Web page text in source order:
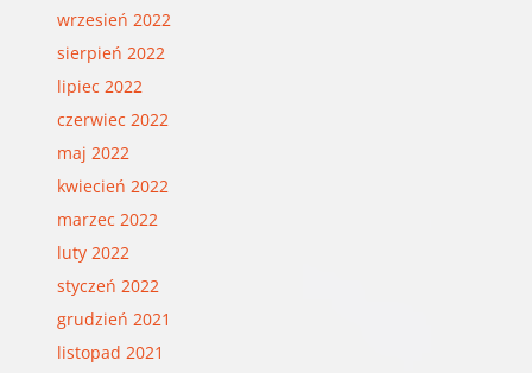
wrzesień 2022
sierpień 2022
lipiec 2022
czerwiec 2022
maj 2022
kwiecień 2022
marzec 2022
luty 2022
styczeń 2022
grudzień 2021
listopad 2021